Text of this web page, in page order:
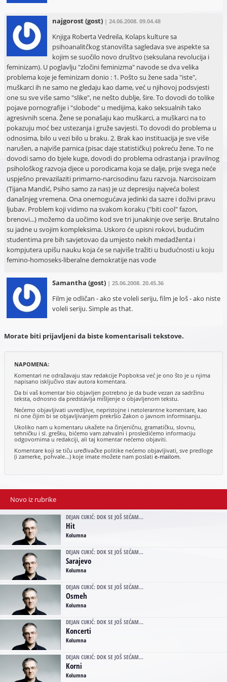
najgorost(gost) | 24.06.2008. 09.04.48
Knjiga Roberta Vedreila, Kolaps kulture sa
psihoanalitčkog stanovišta sagledava sve aspekte sa
kojim se suočilo novo društvo (seksulana revolucija i
feminizam). U poglavlju "zločini feminizma" navode se dva velika
problema koje je feminizam donio : 1. Pošto su žene sada "iste",
muškarci ih ne samo ne gledaju kao dame, već u njihovoj podsvjesti
one su sve više samo "slike", ne nešto dublje, šire. To dovodi do tolike
pojave pornografije i "slobode" u medijima, kako seksualnih tako
agresivnih scena. Žene se ponašaju kao muškarci, a muškarci na to
pokazuju moć bez ustezanja i gruže savjesti. To dovodi do problema u
odnosima, bilo u vezi bilo u braku. 2. Brak kao instituacija je sve više
narušen, a najviše parnica (pisac daje statističku) pokreću žene. To ne
dovodi samo do bjele kuge, dovodi do problema odrastanja i pravilnog
psihološkog razvoja djece u porodicama koja se dalje, prije svega neće
uspješno prevazilaziti primarno-narcisodinu fazu razvoja. Narcisoizam
(Tijana Mandić, Psiho samo za nas) je uz depresiju najveća bolest
današnjeg vremena. Ona onemogućava jedinki da sazre i doživi pravu
ljubav. Problem koji vidimo na svakom koraku ("biti cool" fazon,
brenovi...) možemo da uočimo kod sve tri junakinje ove serije. Brutalno
su jadne u svojim kompleksima. Uskoro će upisni rokovi, budućim
studentima pre bih savjetovao da umjesto nekih medadženta i
kompjutera upišu nauku koja će se najviše tražiti u budućnosti u koju
femino-homoseks-liberalne demokratije nas vode
Samantha (gost) | 25.06.2008. 20.45.36
Film je odličan - ako ste voleli seriju, film je loš - ako niste
voleli seriju. Simple as that.
Morate biti prijavljeni da biste komentarisali tekstove.
NAPOMENA:
Komentari ne odražavaju stav redakcije Popboksa već je ono što je u njima
napisano isključivo stav autora komentara.
Da bi vaš komentar bio objavljen potrebno je da bude vezan za sadržinu
teksta, odnosno da predstavlja mišljenje o objavljenom tekstu.
Nećemo objavljivati uvredljive, nepristojne i netolerantne komentare, kao
ni one čijim bi se objavljivanjem prekršio Zakon o javnom informisanju.
Ukoliko nam u komentaru ukažete na činjeničnu, gramatičku, slovnu,
tehničku i sl. grešku, bićemo vam zahvalni i prosledićemo informaciju
odgovornima u redakciji, ali taj komentar nećemo objaviti.
Komentare koji se tiču uređivačke politike nećemo objavljivati, sve predloge
(i zamerke, pohvale...) koje imate možete nam poslatie-mailom.
Novo iz rubrike
DEJAN CUKIĆ: DOK SE JOŠ SEĆAM...
Hit
Kolumna
DEJAN CUKIĆ: DOK SE JOŠ SEĆAM...
Sarajevo
Kolumna
DEJAN CUKIĆ: DOK SE JOŠ SEĆAM...
Osmeh
Kolumna
DEJAN CUKIĆ: DOK SE JOŠ SEĆAM...
Koncerti
Kolumna
DEJAN CUKIĆ: DOK SE JOŠ SEĆAM...
Korni
Kolumna